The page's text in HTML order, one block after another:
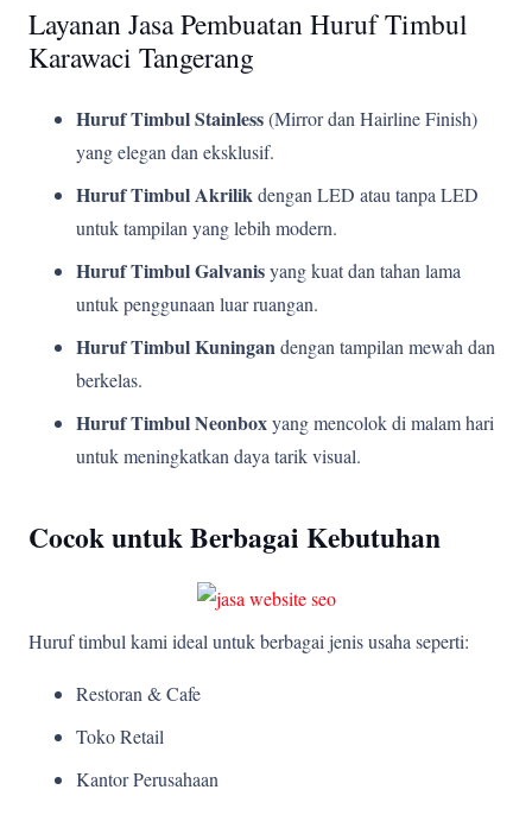
Layanan Jasa Pembuatan Huruf Timbul
Karawaci Tangerang
Huruf Timbul Stainless(Mirror dan Hairline Finish)
yang elegan dan eksklusif.
Huruf Timbul Akrilikdengan LED atau tanpa LED
untuk tampilan yang lebih modern.
Huruf Timbul Galvanisyang kuat dan tahan lama
untuk penggunaan luar ruangan.
Huruf Timbul Kuningandengan tampilan mewah dan
berkelas.
Huruf Timbul Neonboxyang mencolok di malam hari
untuk meningkatkan daya tarik visual.
Cocok untuk Berbagai Kebutuhan
Huruf timbul kami ideal untuk berbagai jenis usaha seperti:
Restoran & Cafe
Toko Retail
Kantor Perusahaan